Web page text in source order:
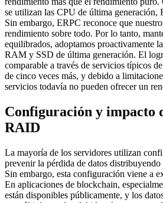
se utilizan las CPU de última
Sin embargo, ERPC reconoce que
rendimiento sobre todo. Por lo tanto,
equilibrados, adoptamos proactivamente
RAM y SSD de última generación. El
comparable a través de servicios típicos
de cinco veces más, y debido a
servicios todavía no pueden ofrecer un
Configuración y impacto
RAID
La mayoría de los servidores utilizan
prevenir la pérdida de datos distribuyendo
Sin embargo, esta configuración viene a
En aplicaciones de blockchain,
están disponibles públicamente, y los